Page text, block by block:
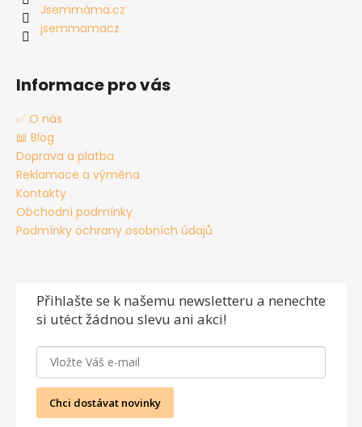
Jsemmáma.cz
jsemmamacz
Informace pro vás
✅ O nás
📖 Blog
Doprava a platba
Reklamace a výměna
Kontakty
Obchodní podmínky
Podmínky ochrany osobních údajů
Přihlašte se k našemu newsletteru a nenechte
si utéct žádnou slevu ani akci!
Chci dostávat novinky